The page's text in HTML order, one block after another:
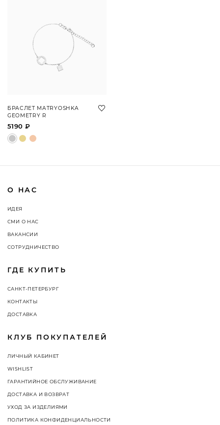
БРАСЛЕТ MATRYOSHKA
GEOMETRY R
5190 ₽
О НАС
ИДЕЯ
СМИ О НАС
ВАКАНСИИ
СОТРУДНИЧЕСТВО
ГДЕ КУПИТЬ
САНКТ-ПЕТЕРБУРГ
КОНТАКТЫ
ДОСТАВКА
КЛУБ ПОКУПАТЕЛЕЙ
ЛИЧНЫЙ КАБИНЕТ
WISHLIST
ГАРАНТИЙНОЕ ОБСЛУЖИВАНИЕ
ДОСТАВКА И ВОЗВРАТ
УХОД ЗА ИЗДЕЛИЯМИ
ПОЛИТИКА КОНФИДЕНЦИАЛЬНОСТИ